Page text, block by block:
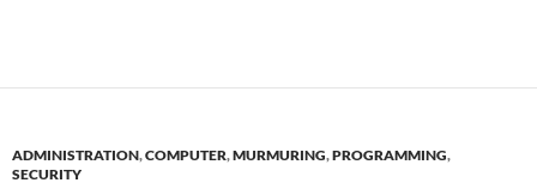
ADMINISTRATION,COMPUTER,MURMURING,PROGRAMMING,
SECURITY